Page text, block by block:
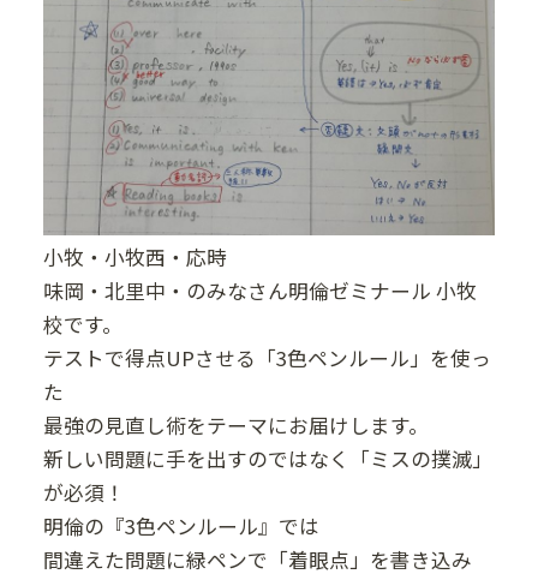
小牧・小牧西・応時
味岡・北里中・のみなさん明倫ゼミナール 小牧
校です。
テストで得点UPさせる「3色ペンルール」を使っ
た
最強の見直し術をテーマにお届けします。
新しい問題に手を出すのではなく「ミスの撲滅」
が必須！
明倫の『3色ペンルール』では
間違えた問題に緑ペンで「着眼点」を書き込み